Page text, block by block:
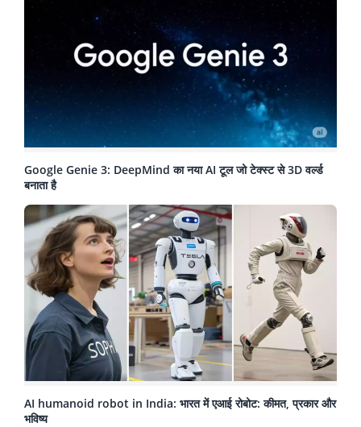
Google Genie 3: DeepMind का नया AI टूल जो टेक्स्ट से 3D वर्ल्ड
बनाता है
AI humanoid robot in India: भारत में एआई रोबोट: कीमत, प्रकार और
भविष्य